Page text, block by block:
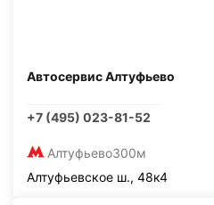
Автосервис Алтуфьево
+7 (495) 023-81-52
Алтуфьево300м
Алтуфьевское ш., 48к4